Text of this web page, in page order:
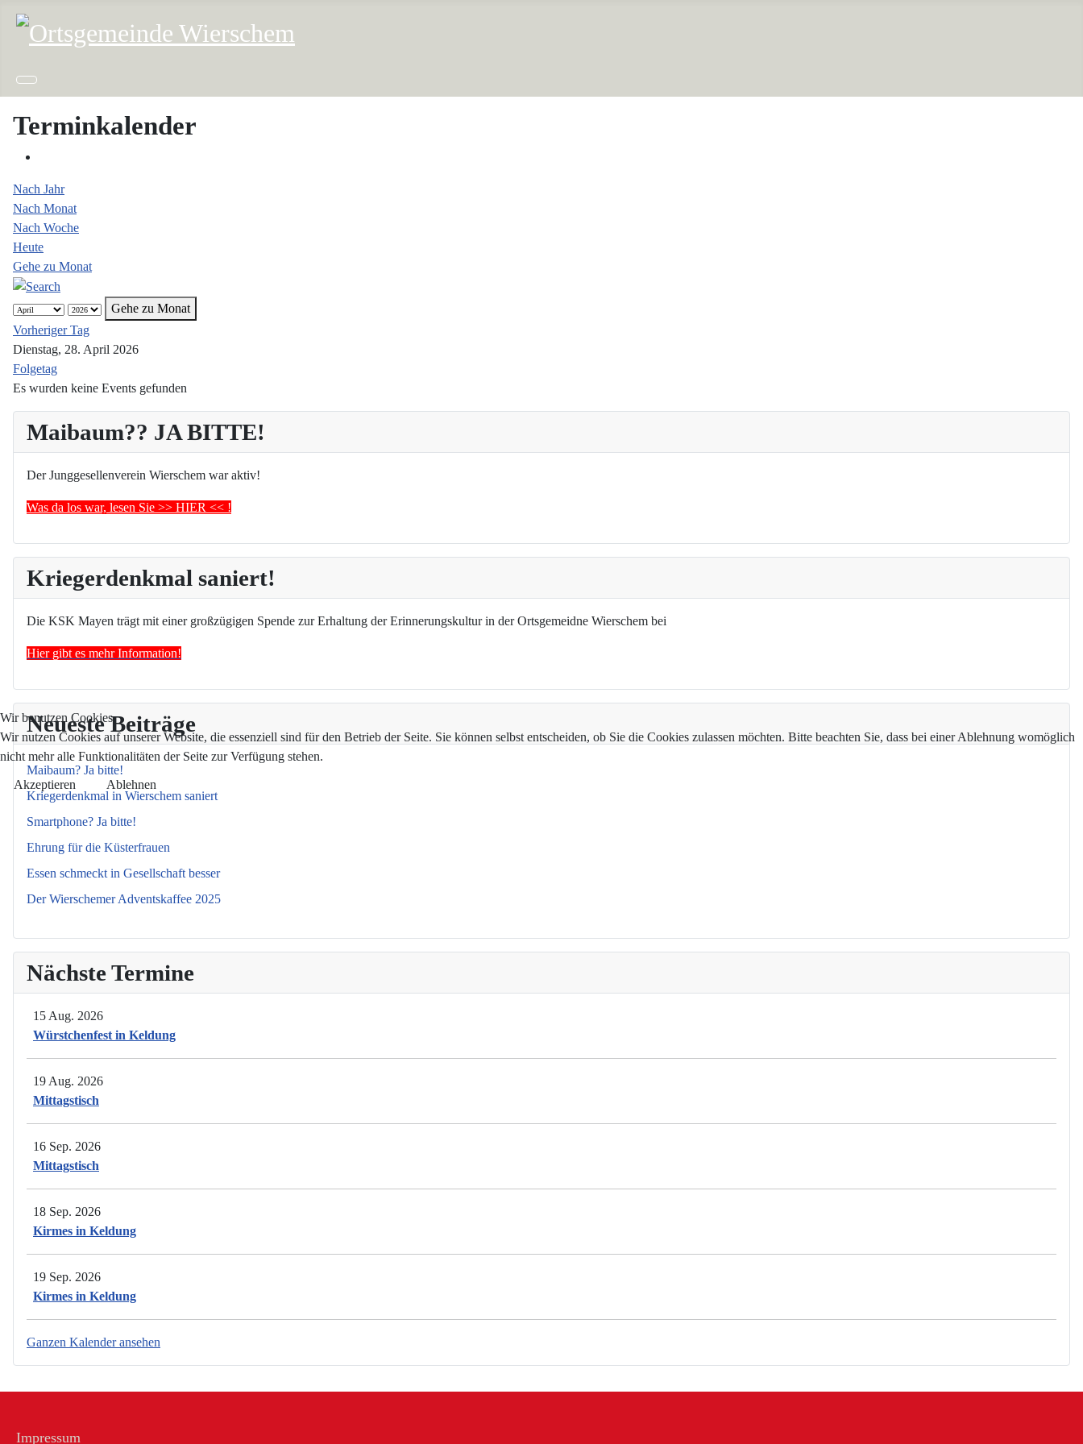
Maibaum?? JA BITTE!
Der Junggesellenverein Wierschem war aktiv!
Was da los war, lesen Sie >> HIER << !
Kriegerdenkmal saniert!
Die KSK Mayen trägt mit einer großzügigen Spende zur Erhaltung der Erinnerungskultur in der Ortsgemeidne Wierschem bei
Hier gibt es mehr Information!
Neueste Beiträge
Maibaum? Ja bitte!
Kriegerdenkmal in Wierschem saniert
Smartphone? Ja bitte!
Ehrung für die Küsterfrauen
Essen schmeckt in Gesellschaft besser
Der Wierschemer Adventskaffee 2025
Nächste Termine
15 Aug. 2026
Würstchenfest in Keldung
19 Aug. 2026
Mittagstisch
16 Sep. 2026
Mittagstisch
18 Sep. 2026
Kirmes in Keldung
19 Sep. 2026
Kirmes in Keldung
Ganzen Kalender ansehen
Terminkalender
Nach Jahr
Nach Monat
Nach Woche
Heute
Gehe zu Monat
Gehe zu Monat
Vorheriger Tag
Dienstag, 28. April 2026
Folgetag
Es wurden keine Events gefunden
Impressum
Wir benutzen Cookies
Wir nutzen Cookies auf unserer Website, die essenziell sind für den Betrieb der Seite. Sie können selbst entscheiden, ob Sie die Cookies zulassen möchten. Bitte beachten Sie, dass bei einer Ablehnung womöglich
nicht mehr alle Funktionalitäten der Seite zur Verfügung stehen.
Akzeptieren Ablehnen